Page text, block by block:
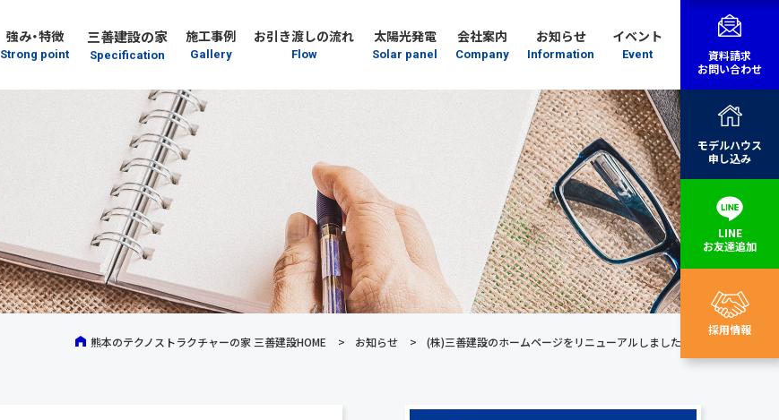
強み・特徴
Strong point
三善建設の家
Specification
施工事例
Gallery
お引き渡しの流れ
Flow
太陽光発電
Solar panel
会社案内
Company
お知らせ
Information
イベント
Event
資料請求
お問い合わせ
モデルハウス
申し込み
LINE
お友達追加
採用情報
熊本のテクノストラクチャーの家 三善建設HOME お知らせ (株)三善建設のホームページをリニューアルしました。